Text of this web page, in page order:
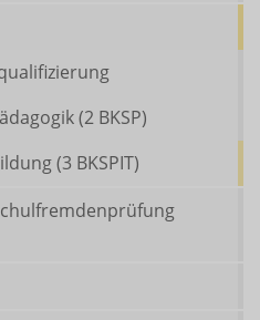
(2 BKSP)
(3 BKSPIT)